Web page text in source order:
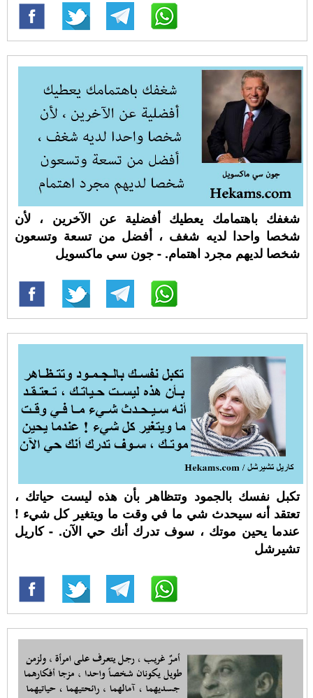
شغفك باهتمامك يعطيك أفضلية عن الآخرين ، لأن
شخصا واحدا لديه شغف ، أفضل من تسعة وتسعون
شخصا لديهم مجرد اهتمام. - جون سي ماكسويل
تكبل نفسك بالجمود وتتظاهر بأن هذه ليست حياتك ،
تعتقد أنه سيحدث شي ما في وقت ما ويتغير كل شيء !
عندما يحين موتك ، سوف تدرك أنك حي الآن. - كاريل
تشيرشل